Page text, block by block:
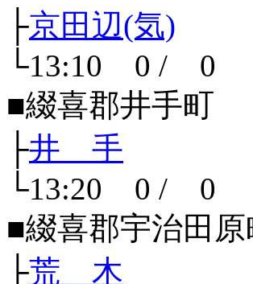
├京田辺(気)
└13:10 0 / 0
■綴喜郡井手町
├井 手
└13:20 0 / 0
■綴喜郡宇治田原
├荒 木